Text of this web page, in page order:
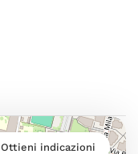
Ottieni indicazioni